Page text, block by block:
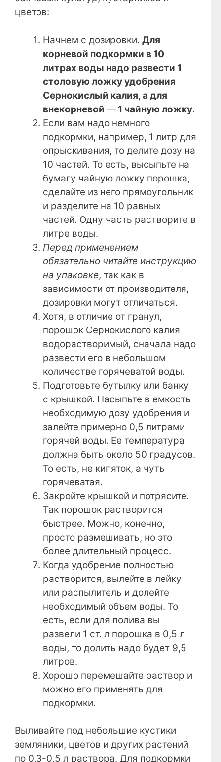
цветов:
Начнем с дозировки. Для
корневой подкормки в 10
литрах воды надо развести 1
столовую ложку удобрения
Сернокислый калия, а для
внекорневой — 1 чайную ложку.
Если вам надо немного
подкормки, например, 1 литр для
опрыскивания, то делите дозу на
10 частей. То есть, высыпьте на
бумагу чайную ложку порошка,
сделайте из него прямоугольник
и разделите на 10 равных
частей. Одну часть растворите в
литре воды.
Перед применением
обязательно читайте инструкцию
на упаковке, так как в
зависимости от производителя,
дозировки могут отличаться.
Хотя, в отличие от гранул,
порошок Сернокислого калия
водорастворимый, сначала надо
развести его в небольшом
количестве горячеватой воды.
Подготовьте бутылку или банку
с крышкой. Насыпьте в емкость
необходимую дозу удобрения и
залейте примерно 0,5 литрами
горячей воды. Ее температура
должна быть около 50 градусов.
То есть, не кипяток, а чуть
горячеватая.
Закройте крышкой и потрясите.
Так порошок растворится
быстрее. Можно, конечно,
просто размешивать, но это
более длительный процесс.
Когда удобрение полностью
растворится, вылейте в лейку
или распылитель и долейте
необходимый объем воды. То
есть, если для полива вы
развели 1 ст. л порошка в 0,5 л
воды, то долить надо будет 9,5
литров.
Хорошо перемешайте раствор и
можно его применять для
подкормки.
Выливайте под небольшие кустики
земляники, цветов и других растений
по 0,3-0,5 л раствора. Для подкормки